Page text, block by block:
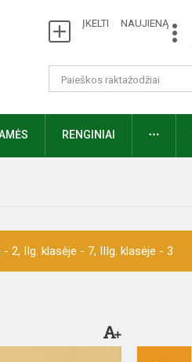
ĮKELTI NAUJIENĄ
RENGINIAI
2, IIg. klasėje - 7, IIIg. klasėje - 3